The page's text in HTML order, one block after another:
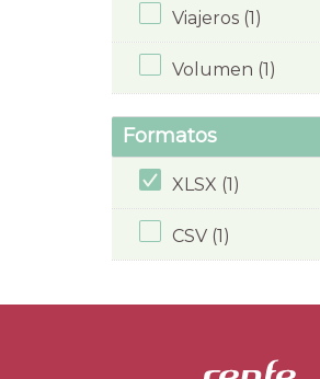
Viajeros (1)
Volumen (1)
Formatos
XLSX (1)
CSV (1)